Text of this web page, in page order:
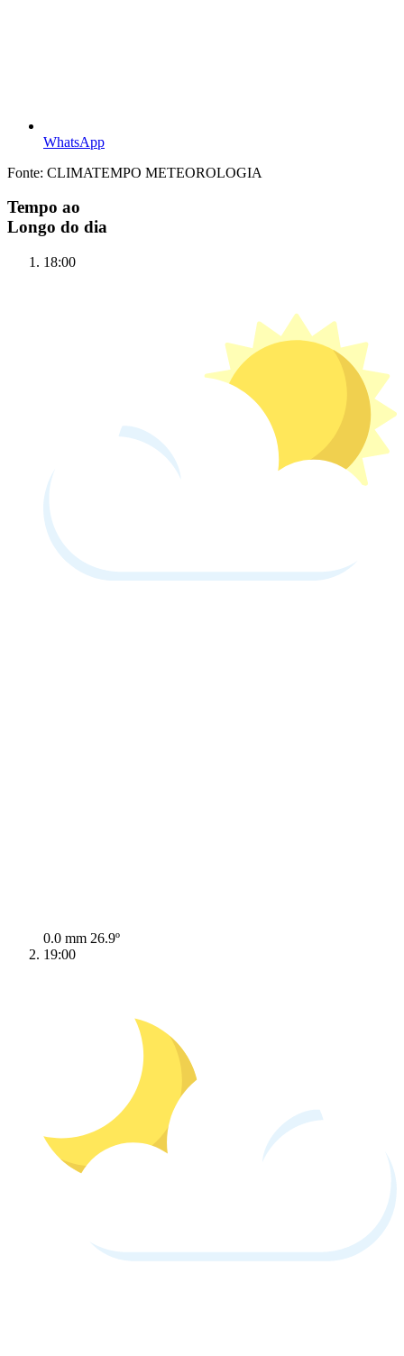
WhatsApp
Fonte: CLIMATEMPO METEOROLOGIA
Tempo ao
Longo do dia
18:00
0.0 mm 26.9º
19:00